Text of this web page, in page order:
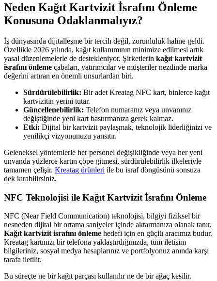
Neden Kağıt Kartvizit İsrafını Önleme
Konusuna Odaklanmalıyız?
İş dünyasında dijitalleşme bir tercih değil, zorunluluk haline geldi.
Özellikle 2026 yılında, kağıt kullanımının minimize edilmesi artık
yasal düzenlemelerle de destekleniyor. Şirketlerin kağıt kartvizit
israfını önleme çabaları, yatırımcılar ve müşteriler nezdinde marka
değerini artıran en önemli unsurlardan biri.
Sürdürülebilirlik: Bir adet Kreatag NFC kart, binlerce kağıt
kartvizitin yerini tutar.
Güncellenebilirlik: Telefon numaranız veya unvanınız
değiştiğinde yeni kart bastırmanıza gerek kalmaz.
Etki: Dijital bir kartvizit paylaşmak, teknolojik liderliğinizi ve
yenilikçi vizyonunuzu yansıtır.
Geleneksel yöntemlerle her personel değişikliğinde veya her yeni
unvanda yüzlerce kartın çöpe gitmesi, sürdürülebilirlik ilkeleriyle
tamamen çelişir. Kreatag ürünleri ile bu israf döngüsünü sonsuza
dek kırabilirsiniz.
NFC Teknolojisi ile Kağıt Kartvizit İsrafını Önleme
NFC (Near Field Communication) teknolojisi, bilgiyi fiziksel bir
nesneden dijital bir ortama saniyeler içinde aktarmanıza olanak tanır.
Kağıt kartvizit israfını önleme hedefi için en güçlü aracımız budur.
Kreatag kartınızı bir telefona yaklaştırdığınızda, tüm iletişim
bilgileriniz, sosyal medya hesaplarınız ve portfolyonuz anında karşı
tarafa iletilir.
Bu süreçte ne bir kağıt parçası kullanılır ne de bir ağaç kesilir.